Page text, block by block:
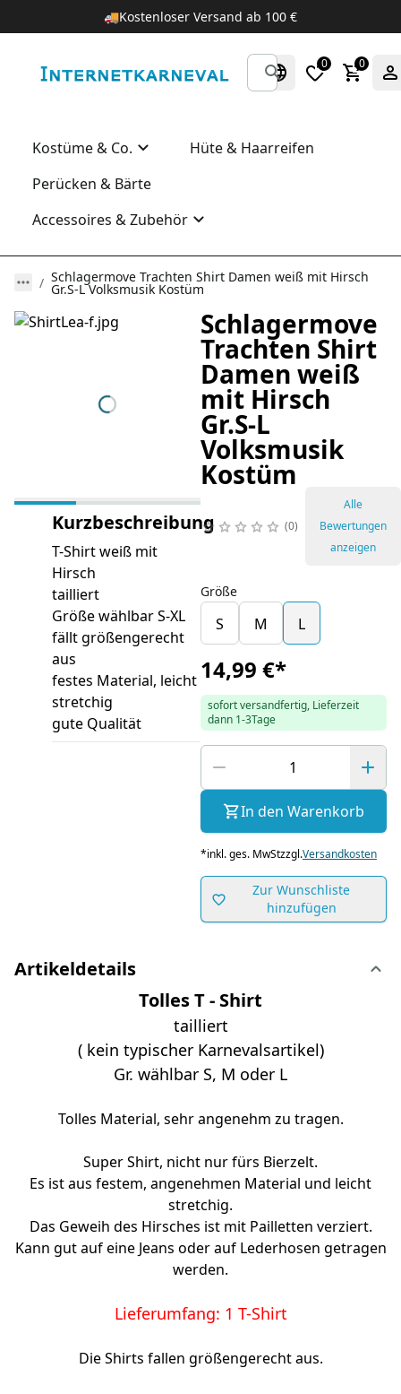
🚚Kostenloser Versand ab 100 €
0 0
Kostüme & Co.
Hüte & Haarreifen
Perücken & Bärte
Accessoires & Zubehör
Schlagermove Trachten Shirt Damen weiß mit Hirsch
Gr.S-L Volksmusik Kostüm
Kurzbeschreibung
T-Shirt weiß mit
Hirsch
tailliert
Größe wählbar S-XL
fällt größengerecht
aus
festes Material, leicht
stretchig
gute Qualität
Schlagermove
Trachten Shirt
Damen weiß
mit Hirsch
Gr.S-L
Volksmusik
Kostüm
0
Alle
Bewertungen
anzeigen
Größe
S M L
14,99 €*
sofort versandfertig, Lieferzeit
dann 1-3Tage
In den Warenkorb
*inkl. ges. MwStzzgl.Versandkosten
Zur Wunschliste
hinzufügen
Artikeldetails
Tolles T - Shirt
tailliert
( kein typischer Karnevalsartikel)
Gr. wählbar S, M oder L
Tolles Material, sehr angenehm zu tragen.
Super Shirt, nicht nur fürs Bierzelt.
Es ist aus festem, angenehmen Material und leicht
stretchig.
Das Geweih des Hirsches ist mit Pailletten verziert.
Kann gut auf eine Jeans oder auf Lederhosen getragen
werden.
Lieferumfang: 1 T-Shirt
Die Shirts fallen größengerecht aus.